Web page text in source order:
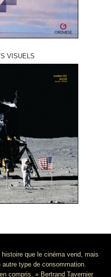
VISUELS
que le cinéma vend, mais
type de consommation.
compris. » Bertrand Tavernier